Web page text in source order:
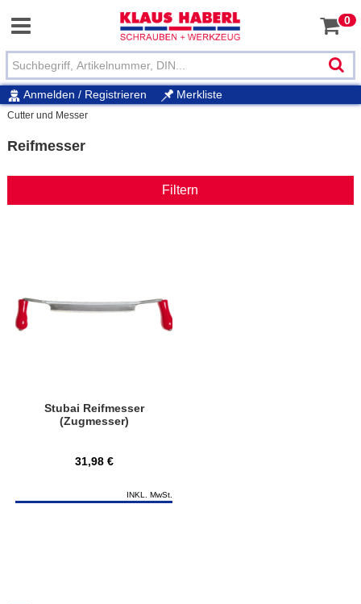
0
Anmelden / Registrieren Merkliste
Cutter und Messer
Reifmesser
Filtern
Stubai Reifmesser
(Zugmesser)
31,98 €
INKL. MwSt.